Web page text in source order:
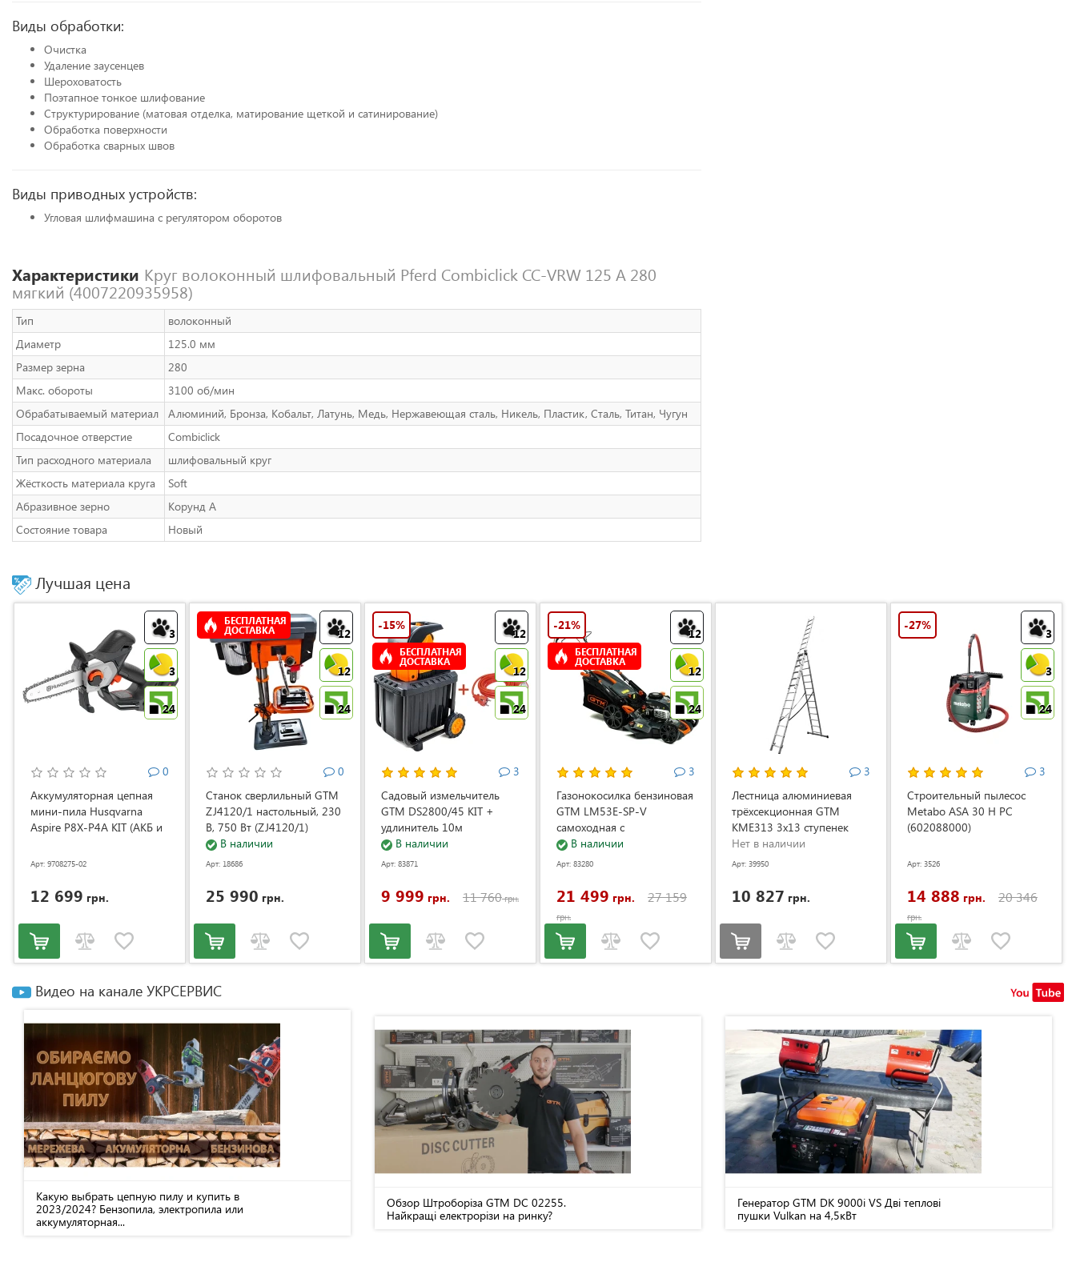
Виды обработки:
Очистка
Удаление заусенцев
Шероховатость
Поэтапное тонкое шлифование
Структурирование (матовая отделка, матирование щеткой и сатинирование)
Обработка поверхности
Обработка сварных швов
Виды приводных устройств:
Угловая шлифмашина с регулятором оборотов
Характеристики Круг волоконный шлифовальный Pferd Combiclick CC-VRW 125 A 280
мягкий (4007220935958)
Тип
волоконный
Диаметр
125.0 мм
Размер зерна
280
Макс. обороты
3100 об/мин
Обрабатываемый материал
Алюминий, Бронза, Кобальт, Латунь, Медь, Нержавеющая сталь, Никель, Пластик, Сталь, Титан, Чугун
Посадочное отверстие
Combiclick
Тип расходного материала
шлифовальный круг
Жёсткость материала круга
Soft
Абразивное зерно
Корунд A
Состояние товара
Новый
Лучшая цена
3
3
24
0
Аккумуляторная цепная
мини-пила Husqvarna
Aspire P8X-P4A KIT (АКБ и
Арт: 9708275-02
12 699 грн.
12
12
24
БЕСПЛАТНАЯ
ДОСТАВКА
0
Станок сверлильный GTM
ZJ4120/1 настольный, 230
В, 750 Вт (ZJ4120/1)
В наличии
Арт: 18686
25 990 грн.
12
12
24
-15%
БЕСПЛАТНАЯ
ДОСТАВКА
3
Садовый измельчитель
GTM DS2800/45 KIT +
удлинитель 10м
(DS2800/45_KIT+ext.cord)
В наличии
Арт: 83871
9 999 грн. 11 760грн.
12
12
24
-21%
БЕСПЛАТНАЯ
ДОСТАВКА
3
Газонокосилка бензиновая
GTM LM53E-SP-V
самоходная с
электростартером и
регулировкой скорости
В наличии
Арт: 83280
21 499 грн. 27 159
грн.
3
Лестница алюминиевая
трёхсекционная GTM
KME313 3x13 ступенек
3.53-8.93м (KME313)
Нет в наличии
Арт: 39950
10 827 грн.
3
3
24
-27%
3
Строительный пылесос
Metabo ASA 30 H PC
(602088000)
Арт: 3526
14 888 грн. 20 346
грн.
Видео на канале УКРСЕРВИС
Какую выбрать цепную пилу и купить в
2023/2024? Бензопила, электропила или
аккумуляторная...
Обзор Штроборіза GTM DC 02255.
Найкращі електрорізи на ринку?
Генератор GTM DK 9000i VS Дві теплові
пушки Vulkan на 4,5кВт